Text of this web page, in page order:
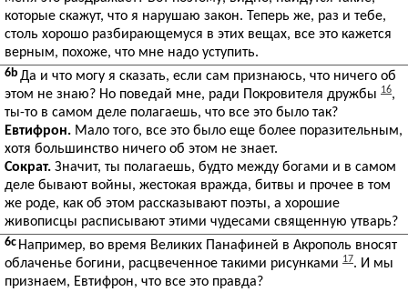
которые скажут, что я нарушаю закон. Теперь же, раз и тебе,
столь хорошо разбирающемуся в этих вещах, все это кажется
верным, похоже, что мне надо уступить.
6b Да и что могу я сказать, если сам признаюсь, что ничего об
этом не знаю? Но поведай мне, ради Покровителя дружбы 16,
ты-то в самом деле полагаешь, что все это было так?
Евтифрон. Мало того, все это было еще более поразительным,
хотя большинство ничего об этом не знает.
Сократ. Значит, ты полагаешь, будто между богами и в самом
деле бывают войны, жестокая вражда, битвы и прочее в том
же роде, как об этом рассказывают поэты, а хорошие
живописцы расписывают этими чудесами священную утварь?
6c Например, во время Великих Панафиней в Акрополь вносят
облаченье богини, расцвеченное такими рисунками 17. И мы
признаем, Евтифрон, что все это правда?